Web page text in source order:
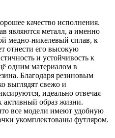
качество исполнения.
являются металл, а именно
медно-никелевый сплав, к
отнести его высокую
и устойчивость к
одним материалом в
Благодаря резиновым
выглядят свежо и
идеально отвечая
активный образ жизни.
все модели имеют удобную
укомплектованы футляром.